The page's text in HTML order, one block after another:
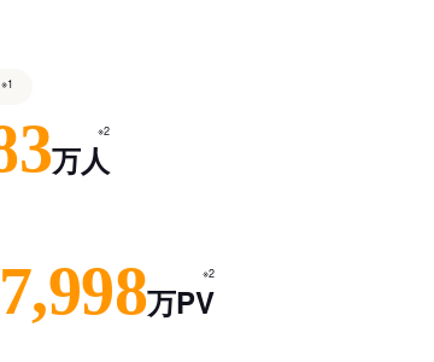
※1
万人
※2
万PV
※2